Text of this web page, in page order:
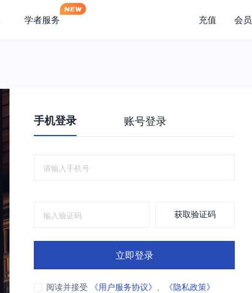
学者服务 充值 会员
手机登录 账号登录
获取验证码
立即登录
阅读并接受 《用户服务协议》 、 《隐私政策》